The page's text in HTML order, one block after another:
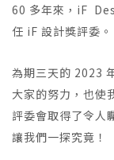
60 多年來，iF
任 iF 設計獎評委。
為期三天的 2023
大家的努力，也使
評委會取得了令人
讓我們一探究竟！